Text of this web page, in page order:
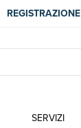
REGISTRAZIONE
SERVIZI